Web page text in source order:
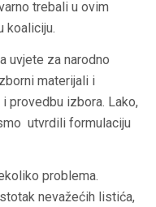
trebali u ovim
koaliciju.
uvjete za narodno
materijali i
provedbu izbora. Lako,
utvrdili formulaciju
problema.
nevažećih listića,